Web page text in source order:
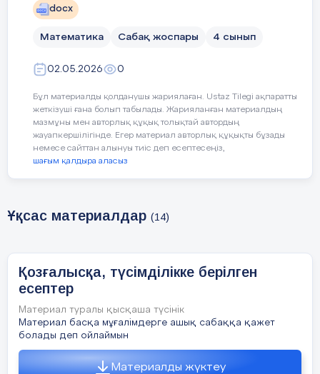
Құндылықтар
Апталық
Сабақтың
кезеңі//
Педагогтің әрекеті
Ұйымдас
Өзін-өзі
тексеру
Психологиялық ахуалды жақсарту
Өткенді қайталау
№11 есеп. Үй тапсырмасы
docx
Математика Сабақ жоспары 4 сынып
02.05.2026 0
Бұл материалды қолданушы жариялаған. Ustaz Tilegi ақпаратты
жеткізуші ғана болып табылады. Жарияланған материалдың
мазмұны мен авторлық құқық толықтай автордың
жауапкершілігінде. Егер материал авторлық құқықты бұзады
немесе сайттан алынуы тиіс деп есептесеңіз,
шағым қалдыра аласыз
Ұқсас материалдар (14)
Қозғалысқа, түсімділікке берілген
есептер
Материал туралы қысқаша түсінік
Материал басқа мұғалімдерге ашық сабаққа қажет
болады деп ойлаймын
Материалды жүктеу